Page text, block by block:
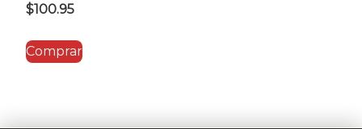
$100.95
Comprar